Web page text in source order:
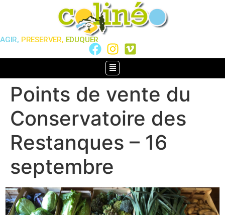
AGIR, PRESERVER, EDUQUER
Points de vente du
Conservatoire des
Restanques – 16
septembre